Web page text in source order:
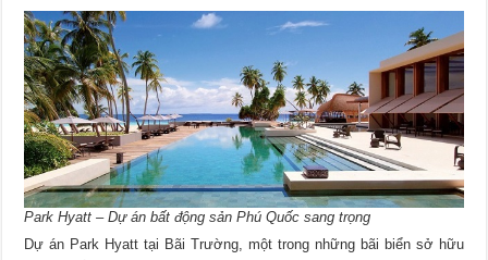
Park Hyatt – Dự án bất động sản Phú Quốc sang trọng
Dự án Park Hyatt tại Bãi Trường, một trong những bãi biển sở hữu